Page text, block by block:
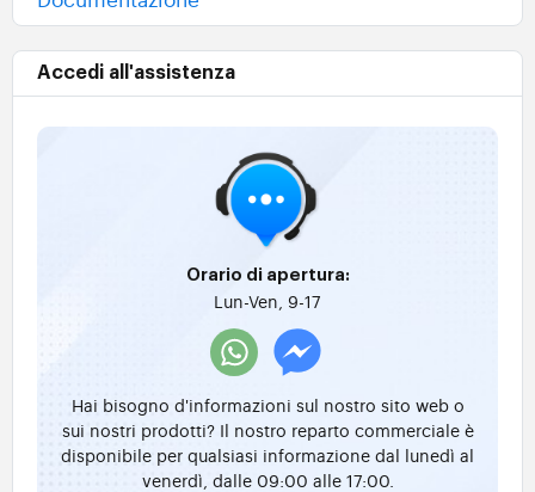
Accedi all'assistenza
Orario di apertura:
Lun-Ven, 9-17
Hai bisogno d'informazioni sul nostro sito web o
sui nostri prodotti? Il nostro reparto commerciale è
disponibile per qualsiasi informazione dal lunedì al
venerdì, dalle 09:00 alle 17:00.